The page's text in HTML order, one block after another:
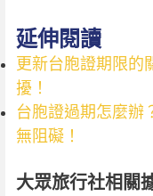
延伸閱讀
更新台胞證期限的
擾！
台胞證過期怎麼辦
無阻礙！
大眾旅行社相關